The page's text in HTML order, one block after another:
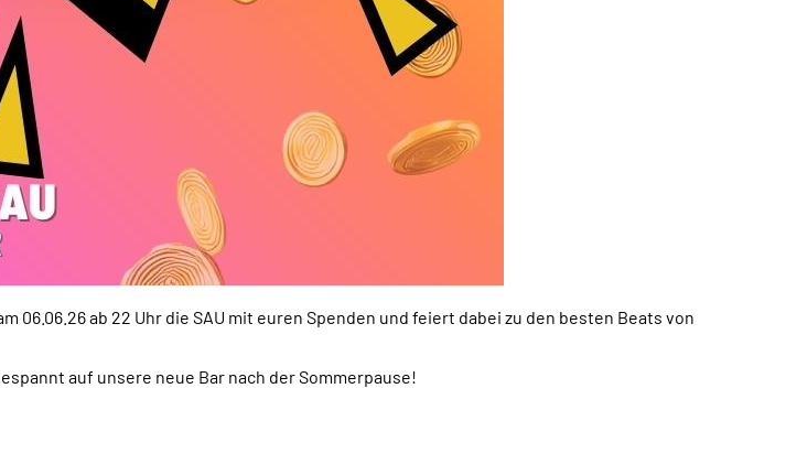
ab 22 Uhr die SAU mit euren Spenden und feiert dabei zu den besten Beats von
auf unsere neue Bar nach der Sommerpause!